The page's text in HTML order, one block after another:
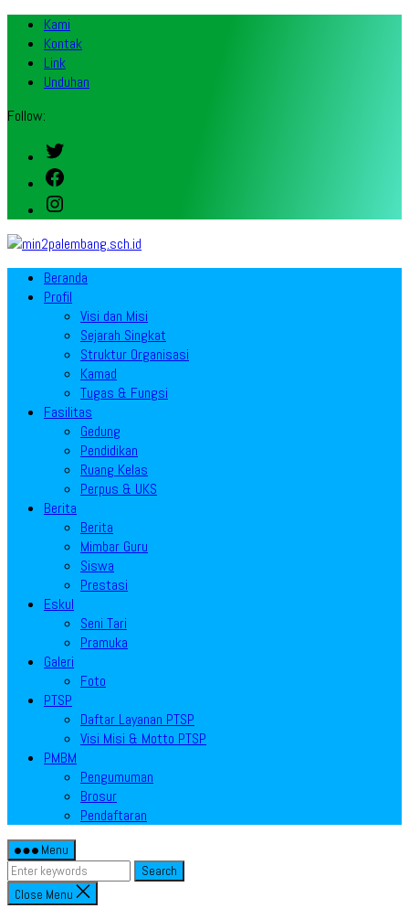
Kami
Kontak
Link
Unduhan
Follow:
Twitter
Facebook
Instagram
Beranda
Profil
Visi dan Misi
Sejarah Singkat
Struktur Organisasi
Kamad
Tugas & Fungsi
Fasilitas
Gedung
Pendidikan
Ruang Kelas
Perpus & UKS
Berita
Berita
Mimbar Guru
Siswa
Prestasi
Eskul
Seni Tari
Pramuka
Galeri
Foto
PTSP
Daftar Layanan PTSP
Visi Misi & Motto PTSP
PMBM
Pengumuman
Brosur
Pendaftaran
Menu
Search
Close Menu